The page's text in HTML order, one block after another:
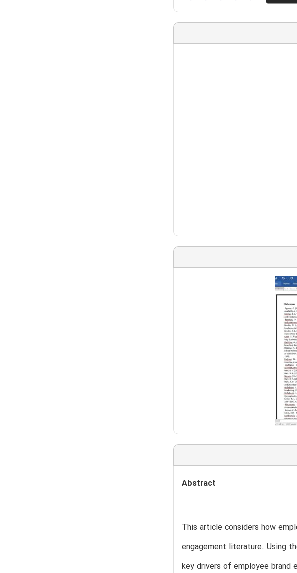
Abstract
This article considers how
engagement literature. Using
key drivers of employee brand